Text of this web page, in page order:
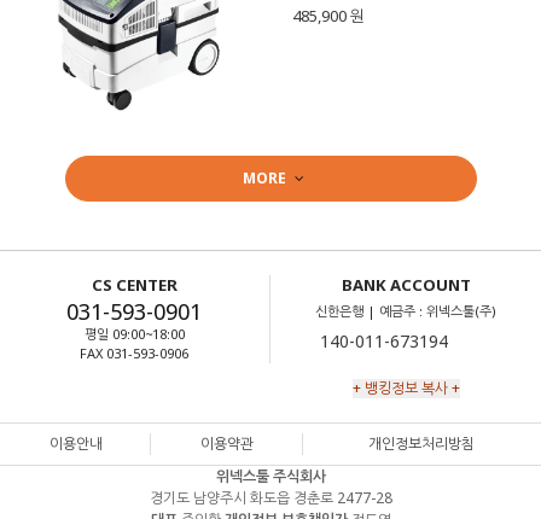
485,900 원
MORE
CS CENTER
031-593-0901
평일 09:00~18:00
FAX 031-593-0906
BANK ACCOUNT
신한은행 | 예금주 : 위넥스툴(주)
+ 뱅킹정보 복사 +
이용안내 이용약관
개인정보처리방침
위넥스툴 주식회사
경기도 남양주시 화도읍 경춘로 2477-28